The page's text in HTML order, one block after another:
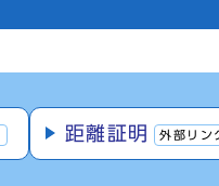
距離証明 外部リン